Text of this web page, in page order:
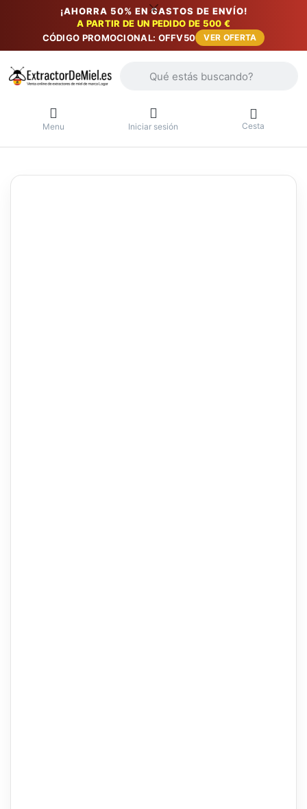
¡AHORRA 50% EN GASTOS DE ENVÍO!
A PARTIR DE UN PEDIDO DE 500 €
CÓDIGO PROMOCIONAL: OFFV50
VER OFERTA
Menu Iniciar sesión Cesta